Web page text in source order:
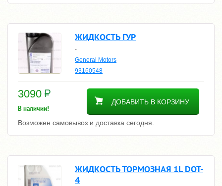
ЖИДКОСТЬ ГУР
-
General Motors
93160548
3090
ДОБАВИТЬ В КОРЗИНУ
В наличии!
Возможен самовывоз и доставка сегодня.
ЖИДКОСТЬ ТОРМОЗНАЯ 1L DOT-
4